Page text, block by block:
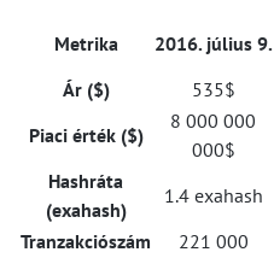
Metrika 2016. július 9.
Ár ($)
535$
Piaci érték ($)
8 000 000
000$
Hashráta
(exahash)
1.4 exahash
Tranzakciószám
221 000